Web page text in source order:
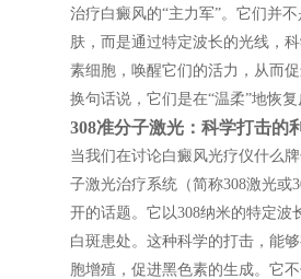
治疗白癜风的“主力军”。它们并
肤，而是通过特定波长的光线，
素细胞，唤醒它们的活力，从而促
换句话说，它们是在“温柔”地恢复
308准分子激光：科学打击的
当我们在讨论白癜风光疗仪什么
子激光治疗系统（简称308激光或
开的话题。它以308纳米的特定波
白斑患处。这种科学的打击，能
胞增殖，促进黑色素的生成。它